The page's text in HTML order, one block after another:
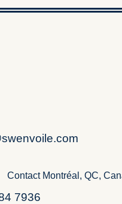
Contact Montréal, QC,
7936